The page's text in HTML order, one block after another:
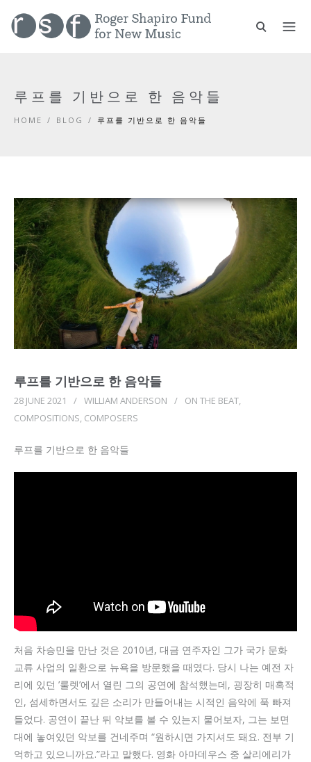
루프를 기반으로 한 음악들
HOME / BLOG / 루프를 기반으로 한 음악들
루프를 기반으로 한 음악들
28 JUNE 2021 / WILLIAM ANDERSON / ON THE BEAT,
COMPOSITIONS, COMPOSERS
루프를 기반으로 한 음악들
처음 차승민을 만난 것은 2010년, 대금 연주자인 그가 국가 문화
교류 사업의 일환으로 뉴욕을 방문했을 때였다. 당시 나는 예전 자
리에 있던 ’룰렛’에서 열린 그의 공연에 참석했는데, 굉장히 매혹적
인, 섬세하면서도 깊은 소리가 만들어내는 시적인 음악에 푹 빠져
들었다. 공연이 끝난 뒤 악보를 볼 수 있는지 물어보자, 그는 보면
대에 놓여있던 악보를 건네주며 “원하시면 가지셔도 돼요. 전부 기
억하고 있으니까요.”라고 말했다. 영화 아마데우스 중 살리에리가